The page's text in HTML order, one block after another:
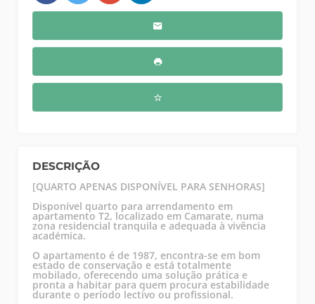
DESCRIÇÃO
[QUARTO APENAS DISPONÍVEL PARA SENHORAS]
Disponível quarto para arrendamento em
apartamento T2, localizado em Camarate, numa
zona residencial tranquila e adequada à vivência
académica.
O apartamento é de 1987, encontra-se em bom
estado de conservação e está totalmente
mobilado, oferecendo uma solução prática e
pronta a habitar para quem procura estabilidade
durante o período lectivo ou profissional.